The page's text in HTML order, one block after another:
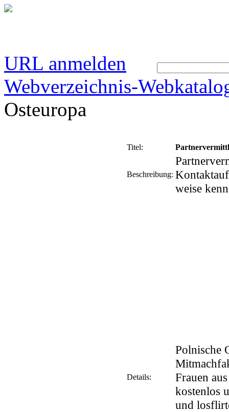
URL anmelden
Webverzeichnis-
Osteuropa
Titel:
Beschreibung:
weise
Details:
Polnische
Frauen
kostenlos
und